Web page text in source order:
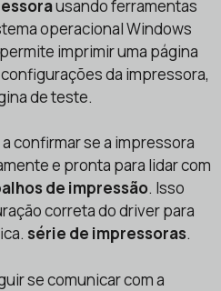
usando ferramentas
operacional Windows
imprimir uma página
da impressora,
de teste.
confirmar se a impressora
e pronta para lidar com
de impressão. Isso
correta do driver para
série de impressoras.
se comunicar com a